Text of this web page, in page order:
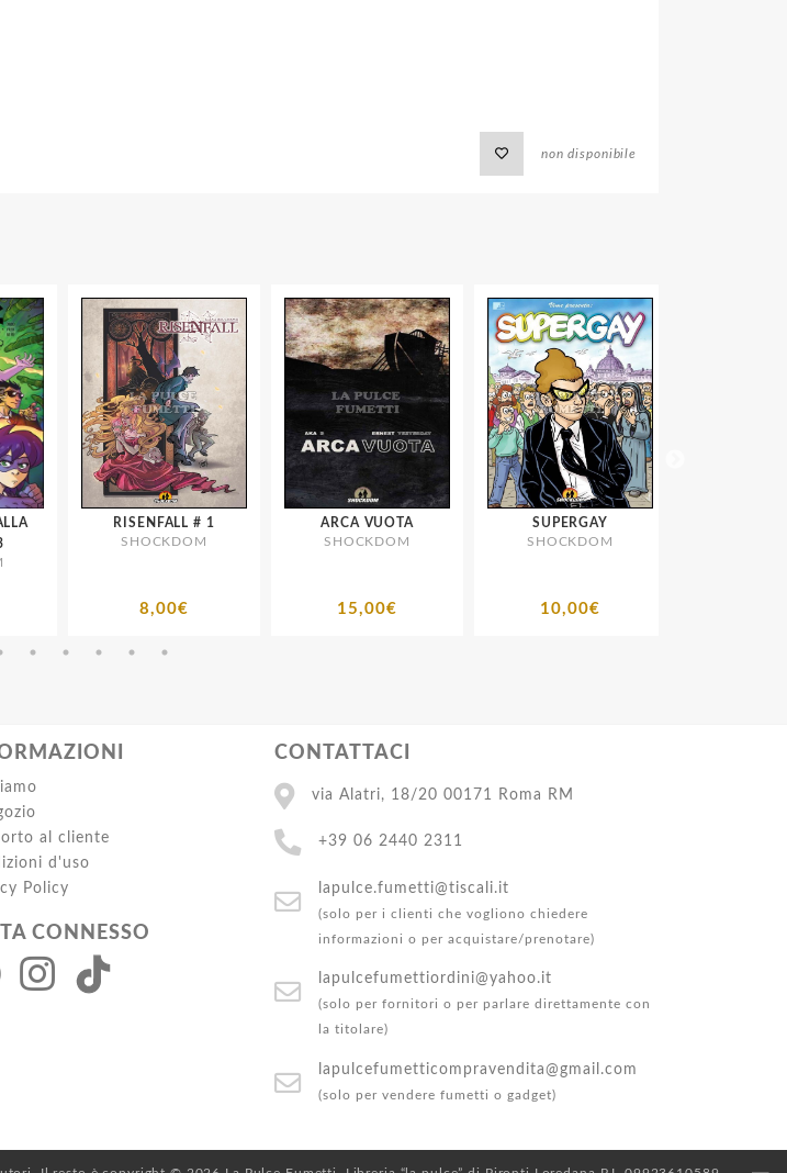
non disponibile
RISENFALL # 1
SHOCKDOM
8,00€
ARCA VUOTA
SHOCKDOM
15,00€
SUPERGAY
SHOCKDOM
10,00€
al cliente
d'uso
Policy
CONNESSO
CONTATTACI
via Alatri, 18/20 00171 Roma RM
+39 06 2440 2311
lapulce.fumetti@tiscali.it
(solo per i clienti che vogliono chiedere
informazioni o per acquistare/prenotare)
lapulcefumettiordini@yahoo.it
(solo per fornitori o per parlare direttamente con
la titolare)
lapulcefumetticompravendita@gmail.com
(solo per vendere fumetti o gadget)